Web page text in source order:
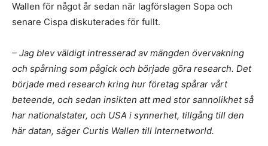
Wallen för något år sedan när lagförslagen Sopa och
senare Cispa diskuterades för fullt.
– Jag blev väldigt intresserad av mängden övervakning
och spårning som pågick och började göra research. Det
började med research kring hur företag spårar vårt
beteende, och sedan insikten att med stor sannolikhet så
har nationalstater, och USA i synnerhet, tillgång till den
här datan, säger Curtis Wallen till Internetworld.